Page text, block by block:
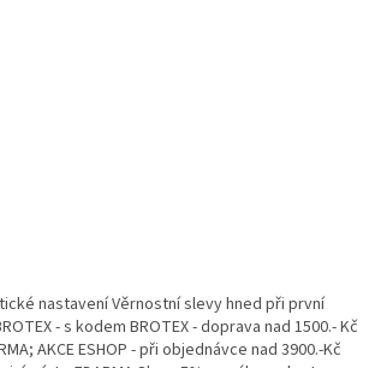
nastavení Věrnostní slevy hned při první
- s kodem BROTEX - doprava nad 1500.- Kč
AKCE ESHOP - při objednávce nad 3900.-Kč